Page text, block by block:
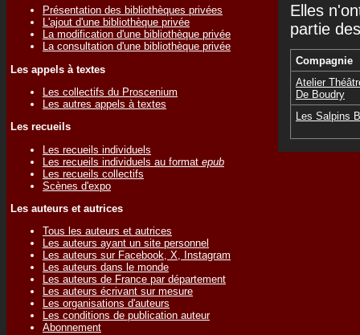
Présentation des bibliothèques privées
L'ajout d'une bibliothèque privée
La modification d'une bibliothèque privée
La consultation d'une bibliothèque privée
Les appels à textes
Les collectifs du Proscenium
Les autres appels à textes
Les recueils
Les recueils individuels
Les recueils individuels au format epub
Les recueils collectifs
Scènes d'expo
Les auteurs et autrices
Tous les auteurs et autrices
Les auteurs ayant un site personnel
Les auteurs sur Facebook, X, Instagram
Les auteurs dans le monde
Les auteurs de France par département
Les auteurs écrivant sur mesure
Les organisations d'auteurs
Les conditions de publication auteur
Abonnement
Elles
partie
Compagnie
Atelier
De Boudry
Les Salpins